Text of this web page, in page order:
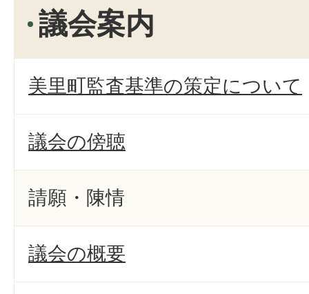
議会案内
美里町監査基準の策定について
議会の傍聴
請願・陳情
議会の概要